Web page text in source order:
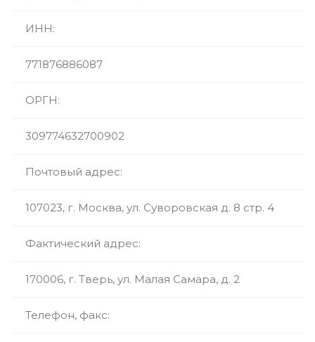
ИНН:
771876886087
ОРГН:
309774632700902
Почтовый адрес:
107023, г. Москва, ул. Суворовская д. 8 стр. 4
Фактический адрес:
170006, г. Тверь, ул. Малая Самара, д. 2
Телефон, факс: